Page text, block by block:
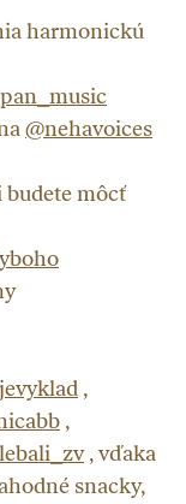
harmonickú
@nehavoices
môcť
,
,
, vďaka
snacky,